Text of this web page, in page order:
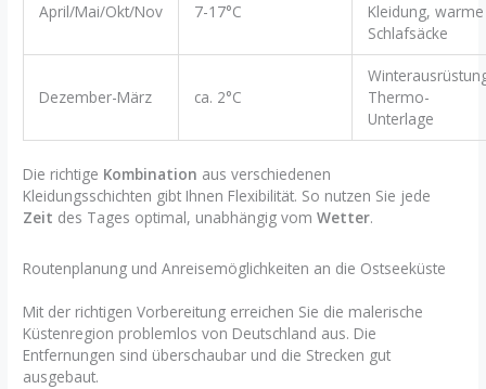
April/Mai/Okt/Nov 7-17°C
Kleidung, warme
Schlafsäcke
Dezember-März ca. 2°C
Thermo-
Unterlage
Die richtige Kombination aus verschiedenen
Kleidungsschichten gibt Ihnen Flexibilität. So nutzen Sie jede
Zeit des Tages optimal, unabhängig vomWetter.
Routenplanung und Anreisemöglichkeiten an die Ostseeküste
Mit der richtigen Vorbereitung erreichen Sie die malerische
Küstenregion problemlos von Deutschland aus. Die
Entfernungen sind überschaubar und die Strecken gut
ausgebaut.